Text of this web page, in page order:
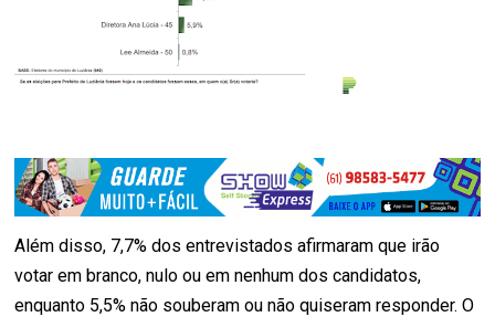
Além disso, 7,7% dos entrevistados afirmaram que irão
votar em branco, nulo ou em nenhum dos candidatos,
enquanto 5,5% não souberam ou não quiseram responder. O